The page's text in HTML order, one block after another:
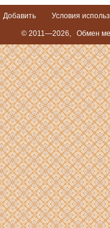
Добавить Условия
© 2011—2026, Обмен